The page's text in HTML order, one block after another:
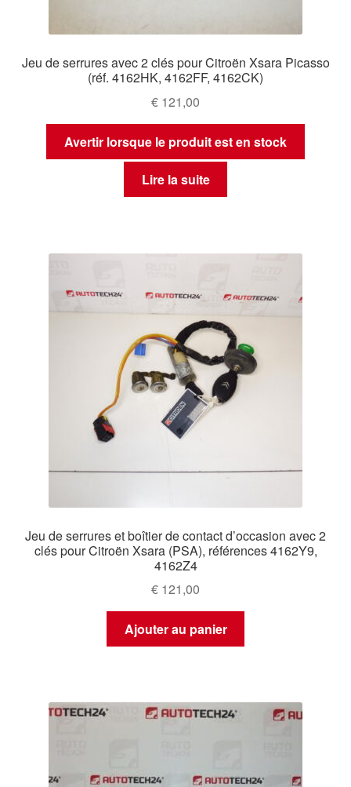
Jeu de serrures avec 2 clés pour Citroën Xsara Picasso
(réf. 4162HK, 4162FF, 4162CK)
€ 121,00
Avertir lorsque le produit est en stock
Lire la suite
Jeu de serrures et boîtier de contact d’occasion avec 2
clés pour Citroën Xsara (PSA), références 4162Y9,
4162Z4
€ 121,00
Ajouter au panier